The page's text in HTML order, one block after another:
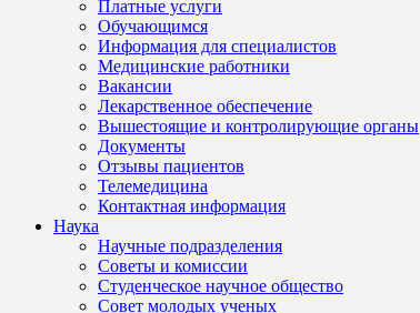
Платные услуги
Обучающимся
Информация для специалистов
Медицинские работники
Вакансии
Лекарственное обеспечение
Вышестоящие и контролирующие органы
Документы
Отзывы пациентов
Телемедицина
Контактная информация
Наука
Научные подразделения
Советы и комиссии
Студенческое научное общество
Совет молодых ученых